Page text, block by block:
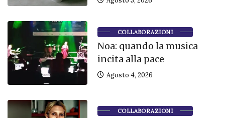
COLLABORAZIONI
Noa: quando la musica
incita alla pace
Agosto 4, 2026
COLLABORAZIONI